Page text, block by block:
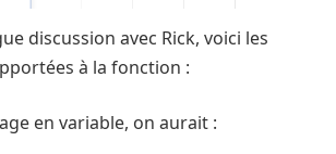
discussion avec Rick, voici les
à la fonction :
en variable, on aurait :